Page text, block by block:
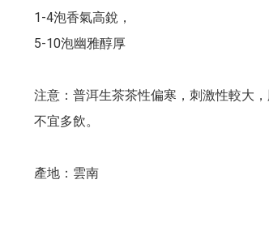
1-4泡香氣高銳，
5-10泡幽雅醇厚
注意：普洱生茶茶性偏寒，刺激性較大
不宜多飲。
產地：雲南